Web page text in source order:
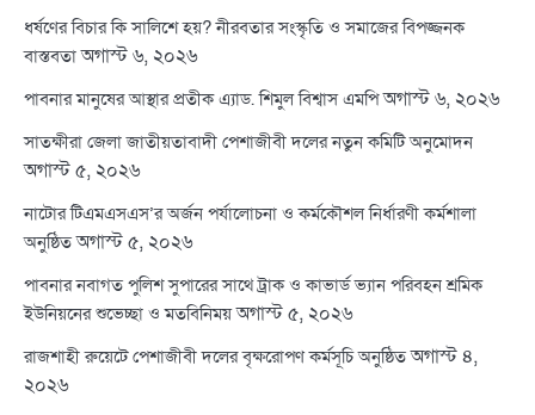
ধর্ষণের বিচার কি সালিশে হয়? নীরবতার সংস্কৃতি ও সমাজের বিপজ্জনক
বাস্তবতা অগাস্ট ৬, ২০২৬
পাবনার মানুষের আস্থার প্রতীক এ্যাড. শিমুল বিশ্বাস এমপি অগাস্ট ৬, ২০২৬
সাতক্ষীরা জেলা জাতীয়তাবাদী পেশাজীবী দলের নতুন কমিটি অনুমোদন
অগাস্ট ৫, ২০২৬
নাটোর টিএমএসএস’র অর্জন পর্যালোচনা ও কর্মকৌশল নির্ধারণী কর্মশালা
অনুষ্ঠিত অগাস্ট ৫, ২০২৬
পাবনার নবাগত পুলিশ সুপারের সাথে ট্রাক ও কাভার্ড ভ্যান পরিবহন শ্রমিক
ইউনিয়নের শুভেচ্ছা ও মতবিনিময় অগাস্ট ৫, ২০২৬
রাজশাহী রুয়েটে পেশাজীবী দলের বৃক্ষরোপণ কর্মসূচি অনুষ্ঠিত অগাস্ট ৪,
২০২৬